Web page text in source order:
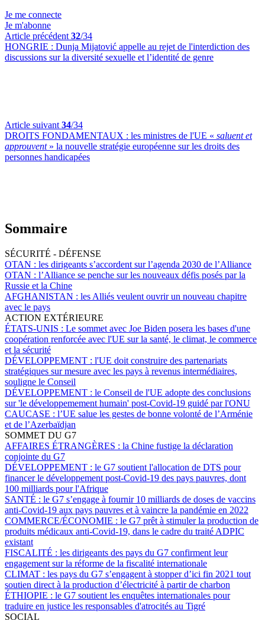
Je me connecte
Je m'abonne
Article précédent 32/34
HONGRIE : Dunja Mijatović appelle au rejet de l'interdiction des
discussions sur la diversité sexuelle et l’identité de genre
Article suivant 34/34
DROITS FONDAMENTAUX : les ministres de l'UE « saluent et
approuvent» la nouvelle stratégie européenne sur les droits des
personnes handicapées
Sommaire
SÉCURITÉ - DÉFENSE
OTAN : les dirigeants s’accordent sur l’agenda 2030 de l’Alliance
OTAN : l’Alliance se penche sur les nouveaux défis posés par la
Russie et la Chine
AFGHANISTAN : les Alliés veulent ouvrir un nouveau chapitre
avec le pays
ACTION EXTÉRIEURE
ÉTATS-UNIS : Le sommet avec Joe Biden posera les bases d'une
coopération renforcée avec l'UE sur la santé, le climat, le commerce
et la sécurité
DÉVELOPPEMENT : l'UE doit construire des partenariats
stratégiques sur mesure avec les pays à revenus intermédiaires,
souligne le Conseil
DÉVELOPPEMENT : le Conseil de l'UE adopte des conclusions
sur 'le développemement humain' post-Covid-19 guidé par l'ONU
CAUCASE : l’UE salue les gestes de bonne volonté de l’Arménie
et de l’Azerbaïdjan
SOMMET DU G7
AFFAIRES ÉTRANGÈRES : la Chine fustige la déclaration
conjointe du G7
DÉVELOPPEMENT : le G7 soutient l'allocation de DTS pour
financer le développement post-Covid-19 des pays pauvres, dont
100 milliards pour l'Afrique
SANTÉ : le G7 s’engage à fournir 10 milliards de doses de vaccins
anti-Covid-19 aux pays pauvres et à vaincre la pandémie en 2022
COMMERCE/ÉCONOMIE : le G7 prêt à stimuler la production de
produits médicaux anti-Covid-19, dans le cadre du traité ADPIC
existant
FISCALITÉ : les dirigeants des pays du G7 confirment leur
engagement sur la réforme de la fiscalité internationale
CLIMAT : les pays du G7 s’engagent à stopper d’ici fin 2021 tout
soutien direct à la production d’électricité à partir de charbon
ÉTHIOPIE : le G7 soutient les enquêtes internationales pour
traduire en justice les responsables d'atrocités au Tigré
SOCIAL